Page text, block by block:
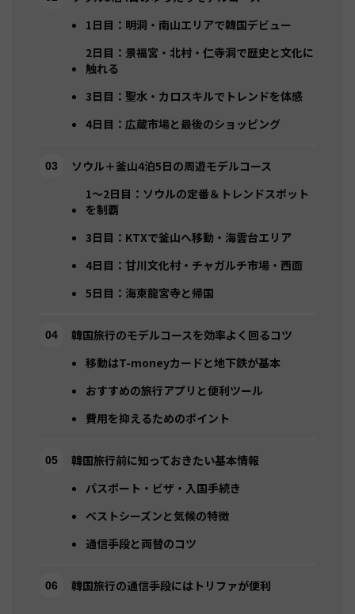
1日目：明洞・南山エリアで韓国デビュー
2日目：景福宮・北村・仁寺洞で歴史と文化に
触れる
3日目：聖水・カロスキルでトレンドを体感
4日目：広蔵市場と最後のショッピング
ソウル＋釜山4泊5日の周遊モデルコース
1〜2日目：ソウルの定番＆トレンドスポット
を制覇
3日目：KTXで釜山へ移動・海雲台エリア
4日目：甘川文化村・チャガルチ市場・西面
5日目：海東龍宮寺と帰国
韓国旅行のモデルコースを効率よく回るコツ
移動はT-moneyカードと地下鉄が基本
おすすめの旅行アプリと便利ツール
費用を抑えるためのポイント
韓国旅行前に知っておきたい基本情報
パスポート・ビザ・入国手続き
ベストシーズンと気候の特徴
通信手段と両替のコツ
韓国旅行の通信手段にはトリファが便利